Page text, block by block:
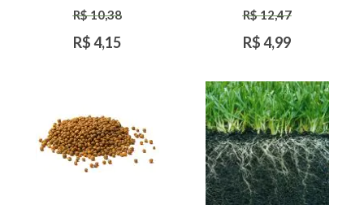
R$ 10,38
R$ 4,15
R$ 12,47
R$ 4,99